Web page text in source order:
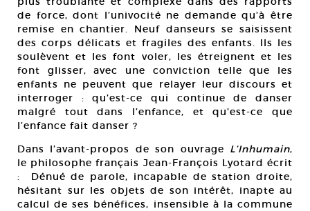
de force, dont l’univocité ne demande qu’à être
remise en chantier. Neuf danseurs se saisissent
des corps délicats et fragiles des enfants. Ils les
soulèvent et les font voler, les étreignent et les
font glisser, avec une conviction telle que les
enfants ne peuvent que relayer leur discours et
interroger : qu’est-ce qui continue de danser
malgré tout dans l’enfance, et qu’est-ce que
l’enfance fait danser ?
Dans l’avant-propos de son ouvrage L’Inhumain,
le philosophe français Jean-François Lyotard écrit
: Dénué de parole, incapable de station droite,
hésitant sur les objets de son intérêt, inapte au
calcul de ses bénéfices, insensible à la commune